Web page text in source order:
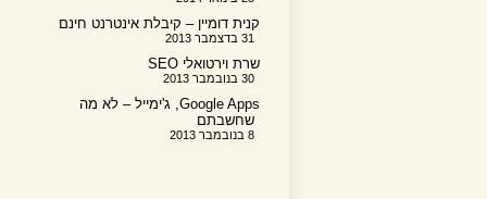
קנית דומיין – קיבלת אינטרנט חינם
שרת וירטואלי SEO
Google Apps, ג'ימייל – לא מה
שחשבתם